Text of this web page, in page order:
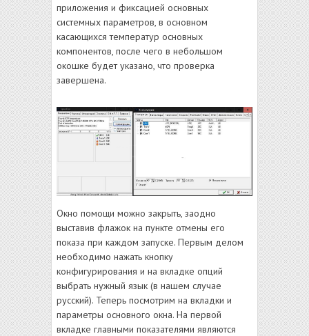
приложения и фиксацией основных
системных параметров, в основном
касающихся температур основных
компонентов, после чего в небольшом
окошке будет указано, что проверка
завершена.
Окно помощи можно закрыть, заодно
выставив флажок на пункте отмены его
показа при каждом запуске. Первым делом
необходимо нажать кнопку
конфигурирования и на вкладке опций
выбрать нужный язык (в нашем случае
русский). Теперь посмотрим на вкладки и
параметры основного окна. На первой
вкладке главными показателями являются